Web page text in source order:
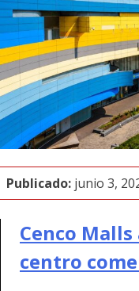
Publicado: junio 3,
Cenco
centro